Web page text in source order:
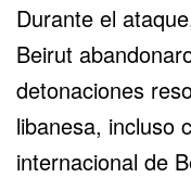
Durante el
Beirut
detonaciones
libanesa, incluso
internacional de